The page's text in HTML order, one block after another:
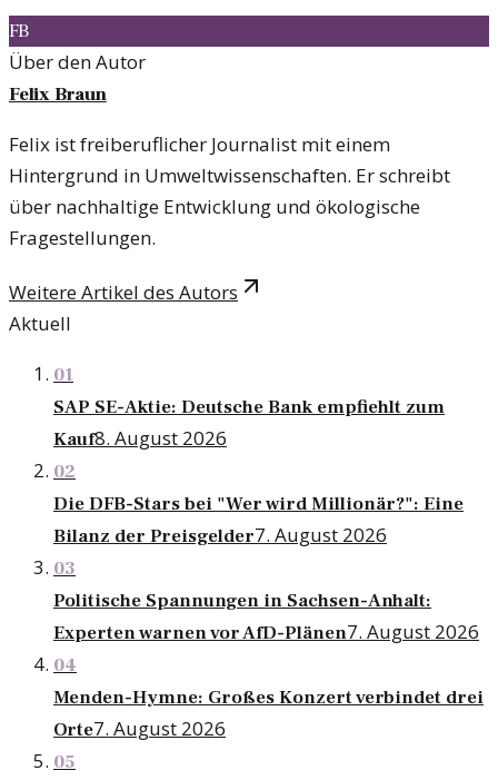
FB
Über den Autor
Felix Braun
Felix ist freiberuflicher Journalist mit einem
Hintergrund in Umweltwissenschaften. Er schreibt
über nachhaltige Entwicklung und ökologische
Fragestellungen.
Weitere Artikel des Autors
Aktuell
01
SAP SE-Aktie: Deutsche Bank empfiehlt zum
Kauf8. August 2026
02
Die DFB-Stars bei "Wer wird Millionär?": Eine
Bilanz der Preisgelder7. August 2026
03
Politische Spannungen in Sachsen-Anhalt:
Experten warnen vor AfD-Plänen7. August 2026
04
Menden-Hymne: Großes Konzert verbindet drei
Orte7. August 2026
05